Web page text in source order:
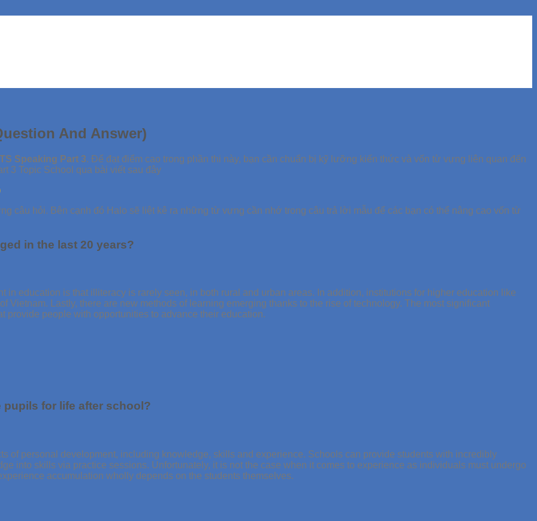
And Answer)
Speaking Part 3. Để đạt điểm cao trong phần thi này, bạn cần chuẩn bị kỹ lưỡng kiến thức và vốn từ vựng liên quan đến
3 Topic School qua bài viết sau đây
câu hỏi. Bên cạnh đó Halo sẽ liệt kê ra những từ vựng cần nhớ trong câu trả lời mẫu để các bạn có thể nâng cao vốn từ
in the last 20 years?
in education is that illiteracy is rarely seen, in both rural and urban areas. In addition, institutions for higher education like
Vietnam. Lastly, there are new methods of learning emerging thanks to the rise of technology. The most significant
provide people with opportunities to advance their education.
pupils for life after school?
of personal development, including knowledge, skills and experience. Schools can provide students with incredibly
into skills via practice sessions. Unfortunately, it is not the case when it comes to experience as individuals must undergo
accumulation wholly depends on the students themselves.